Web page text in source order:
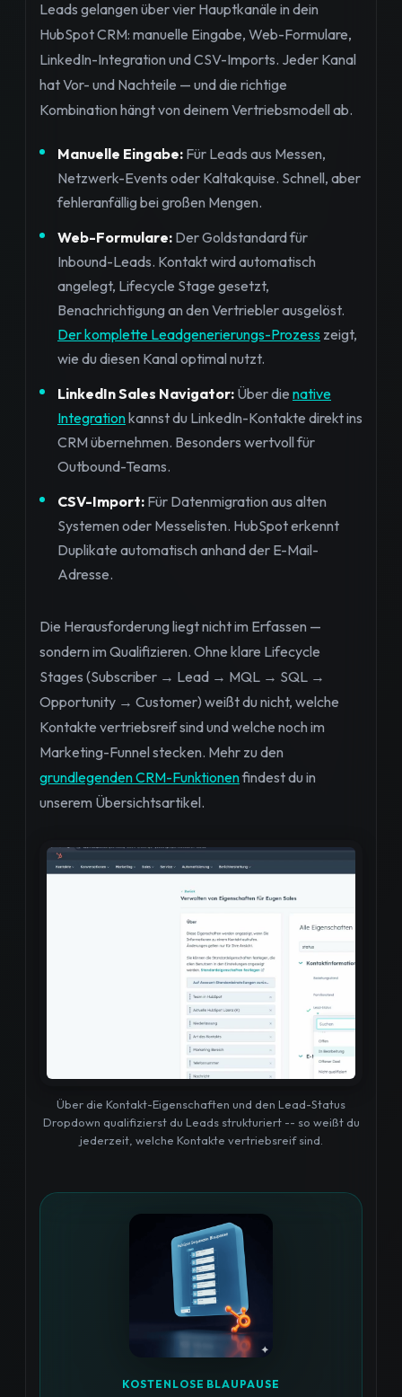
Leads gelangen über vier Hauptkanäle in dein
HubSpot CRM: manuelle Eingabe, Web-Formulare,
LinkedIn-Integration und CSV-Imports. Jeder Kanal
hat Vor- und Nachteile — und die richtige
Kombination hängt von deinem Vertriebsmodell ab.
Manuelle Eingabe: Für Leads aus Messen,
Netzwerk-Events oder Kaltakquise. Schnell, aber
fehleranfällig bei großen Mengen.
Web-Formulare: Der Goldstandard für
Inbound-Leads. Kontakt wird automatisch
angelegt, Lifecycle Stage gesetzt,
Benachrichtigung an den Vertriebler ausgelöst.
Der komplette Leadgenerierungs-Prozess zeigt,
wie du diesen Kanal optimal nutzt.
LinkedIn Sales Navigator: Über die native
Integrationkannst du LinkedIn-Kontakte direkt ins
CRM übernehmen. Besonders wertvoll für
Outbound-Teams.
CSV-Import: Für Datenmigration aus alten
Systemen oder Messelisten. HubSpot erkennt
Duplikate automatisch anhand der E-Mail-
Adresse.
Die Herausforderung liegt nicht im Erfassen —
sondern im Qualifizieren. Ohne klare Lifecycle
Stages (Subscriber → Lead → MQL → SQL →
Opportunity → Customer) weißt du nicht, welche
Kontakte vertriebsreif sind und welche noch im
Marketing-Funnel stecken. Mehr zu den
grundlegenden CRM-Funktionenfindest du in
unserem Übersichtsartikel.
Über die Kontakt-Eigenschaften und den Lead-Status
Dropdown qualifizierst du Leads strukturiert -- so weißt du
jederzeit, welche Kontakte vertriebsreif sind.
KOSTENLOSE BLAUPAUSE